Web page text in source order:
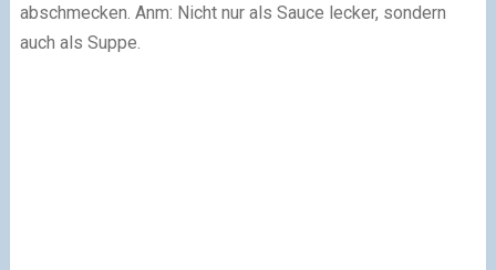
abschmecken. Anm: Nicht nur als Sauce lecker, sondern
auch als Suppe.